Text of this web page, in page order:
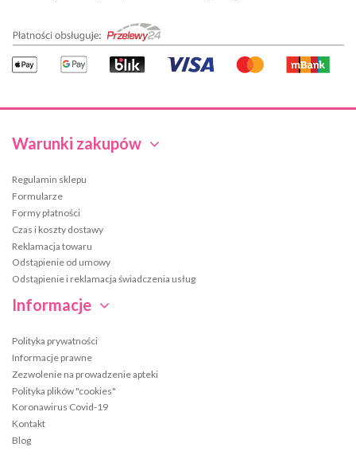
Warunki zakupów
Regulamin sklepu
Formularze
Formy płatności
Czas i koszty dostawy
Reklamacja towaru
Odstąpienie od umowy
Odstąpienie i reklamacja świadczenia usług
Informacje
Polityka prywatności
Informacje prawne
Zezwolenie na prowadzenie apteki
Polityka plików "cookies"
Koronawirus Covid-19
Kontakt
Blog